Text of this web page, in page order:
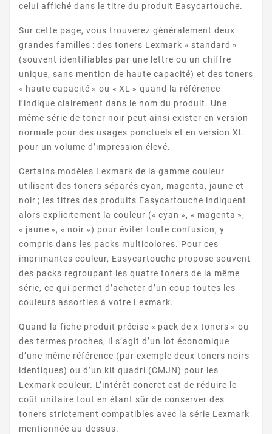
LEXMARK CX SERIE
LEXMARK (AUTRES)
LEXMARK X SERIE
celui affiché dans le titre du produit Easycartouche.
Sur cette page, vous trouverez généralement deux
grandes familles : des toners Lexmark « standard »
(souvent identifiables par une lettre ou un chiffre
unique, sans mention de haute capacité) et des toners
« haute capacité » ou « XL » quand la référence
l’indique clairement dans le nom du produit. Une
même série de toner noir peut ainsi exister en version
normale pour des usages ponctuels et en version XL
pour un volume d’impression élevé.
Certains modèles Lexmark de la gamme couleur
utilisent des toners séparés cyan, magenta, jaune et
noir ; les titres des produits Easycartouche indiquent
alors explicitement la couleur (« cyan », « magenta »,
« jaune », « noir ») pour éviter toute confusion, y
compris dans les packs multicolores. Pour ces
imprimantes couleur, Easycartouche propose souvent
des packs regroupant les quatre toners de la même
série, ce qui permet d’acheter d’un coup toutes les
couleurs assorties à votre Lexmark.
Quand la fiche produit précise « pack de x toners » ou
des termes proches, il s’agit d’un lot économique
d’une même référence (par exemple deux toners noirs
identiques) ou d’un kit quadri (CMJN) pour les
Lexmark couleur. L’intérêt concret est de réduire le
coût unitaire tout en étant sûr de conserver des
toners strictement compatibles avec la série Lexmark
mentionnée au-dessus.